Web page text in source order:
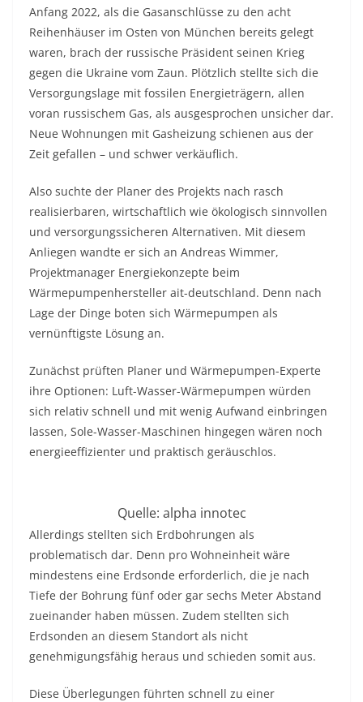
Anfang 2022, als die Gasanschlüsse zu den acht
Reihenhäuser im Osten von München bereits gelegt
waren, brach der russische Präsident seinen Krieg
gegen die Ukraine vom Zaun. Plötzlich stellte sich die
Versorgungslage mit fossilen Energieträgern, allen
voran russischem Gas, als ausgesprochen unsicher dar.
Neue Wohnungen mit Gasheizung schienen aus der
Zeit gefallen – und schwer verkäuflich.
Also suchte der Planer des Projekts nach rasch
realisierbaren, wirtschaftlich wie ökologisch sinnvollen
und versorgungssicheren Alternativen. Mit diesem
Anliegen wandte er sich an Andreas Wimmer,
Projektmanager Energiekonzepte beim
Wärmepumpenhersteller ait-deutschland. Denn nach
Lage der Dinge boten sich Wärmepumpen als
vernünftigste Lösung an.
Zunächst prüften Planer und Wärmepumpen-Experte
ihre Optionen: Luft-Wasser-Wärmepumpen würden
sich relativ schnell und mit wenig Aufwand einbringen
lassen, Sole-Wasser-Maschinen hingegen wären noch
energieeffizienter und praktisch geräuschlos.
Quelle: alpha innotec
Allerdings stellten sich Erdbohrungen als
problematisch dar. Denn pro Wohneinheit wäre
mindestens eine Erdsonde erforderlich, die je nach
Tiefe der Bohrung fünf oder gar sechs Meter Abstand
zueinander haben müssen. Zudem stellten sich
Erdsonden an diesem Standort als nicht
genehmigungsfähig heraus und schieden somit aus.
Diese Überlegungen führten schnell zu einer